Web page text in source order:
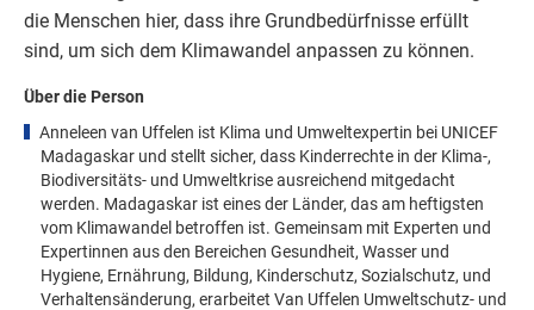
die Menschen hier, dass ihre Grundbedürfnisse erfüllt
sind, um sich dem Klimawandel anpassen zu können.
Über die Person
Anneleen van Uffelen ist Klima und Umweltexpertin bei UNICEF
Madagaskar und stellt sicher, dass Kinderrechte in der Klima-,
Biodiversitäts- und Umweltkrise ausreichend mitgedacht
werden. Madagaskar ist eines der Länder, das am heftigsten
vom Klimawandel betroffen ist. Gemeinsam mit Experten und
Expertinnen aus den Bereichen Gesundheit, Wasser und
Hygiene, Ernährung, Bildung, Kinderschutz, Sozialschutz, und
Verhaltensänderung, erarbeitet Van Uffelen Umweltschutz- und